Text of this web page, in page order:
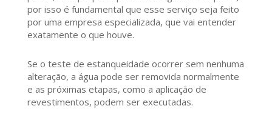
por isso é fundamental que esse serviço seja feito
por uma empresa especializada, que vai entender
exatamente o que houve.
Se o teste de estanqueidade ocorrer sem nenhuma
alteração, a água pode ser removida normalmente
e as próximas etapas, como a aplicação de
revestimentos, podem ser executadas.